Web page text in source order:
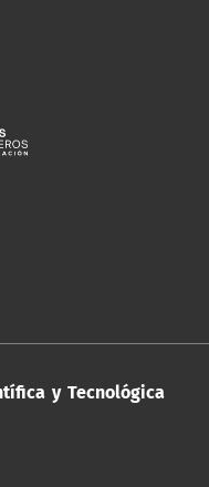
y Tecnológica